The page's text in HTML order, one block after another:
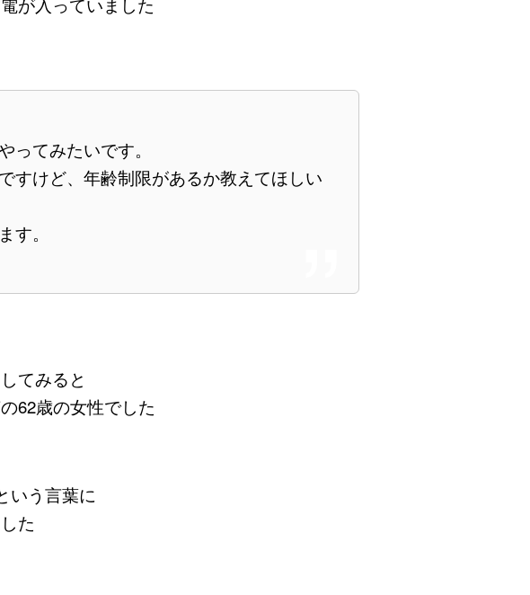
が入っていました
ってみたいです。
すけど、年齢制限があるか教えてほしい
す。
てみると
62歳の女性でした
いう言葉に
た